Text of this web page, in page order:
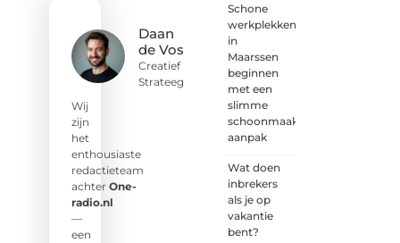
Daan
de Vos
Creatief
Strateeg
Wij
zijn
het
enthousiaste
redactieteam
achter One-
radio.nl
—
een
Schone
werkplekken
in
Maarssen
beginnen
met een
slimme
schoonmaak
aanpak
Wat doen
inbrekers
als je op
vakantie
bent?